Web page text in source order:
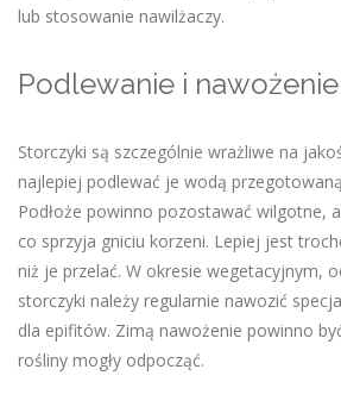
lub stosowanie nawilżaczy.
Podlewanie i
Storczyki są szczególnie wrażliwe na
najlepiej podlewać je wodą
Podłoże powinno pozostawać wilgotne,
co sprzyja gniciu korzeni. Lepiej jest
niż je przelać. W okresie wegetacyjnym,
storczyki należy regularnie nawozić
dla epifitów. Zimą nawożenie powinno
rośliny mogły odpocząć.